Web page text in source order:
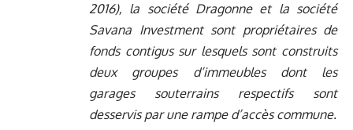
2016), la société Dragonne et la société
Savana Investment sont propriétaires de
fonds contigus sur lesquels sont construits
deux groupes d’immeubles dont les
garages souterrains respectifs sont
desservis par une rampe d’accès commune.